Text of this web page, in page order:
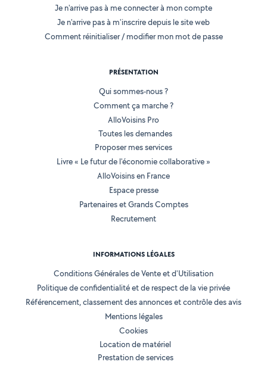
Je n'arrive pas à me connecter à mon compte
Je n'arrive pas à m'inscrire depuis le site web
Comment réinitialiser / modifier mon mot de passe
PRÉSENTATION
Qui sommes-nous ?
Comment ça marche ?
AlloVoisins Pro
Toutes les demandes
Proposer mes services
Livre « Le futur de l'économie collaborative »
AlloVoisins en France
Espace presse
Partenaires et Grands Comptes
Recrutement
INFORMATIONS LÉGALES
Conditions Générales de Vente et d'Utilisation
Politique de confidentialité et de respect de la vie privée
Référencement, classement des annonces et contrôle des avis
Mentions légales
Cookies
Location de matériel
Prestation de services